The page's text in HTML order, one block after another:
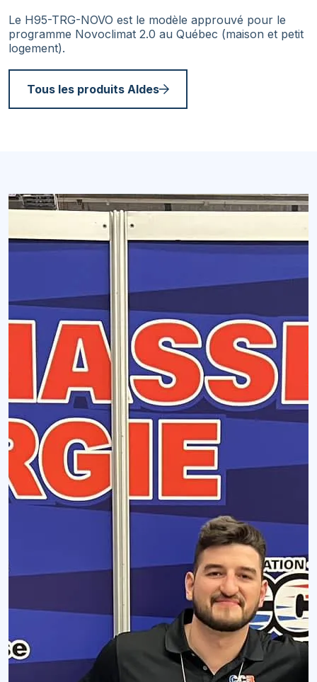
Le H95-TRG-NOVO est le modèle approuvé pour le
programme Novoclimat 2.0 au Québec (maison et petit
logement).
Tous les produits Aldes